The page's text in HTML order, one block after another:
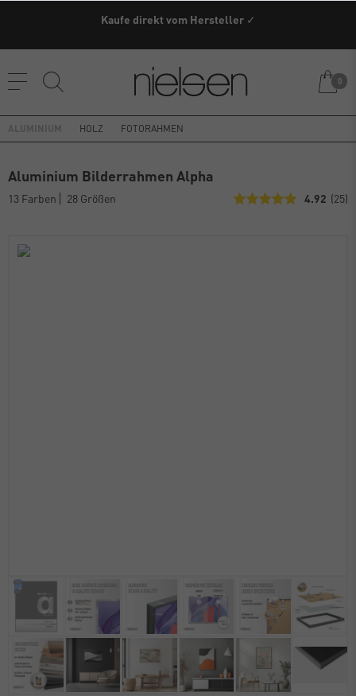
Kaufe direkt vom Hersteller ✓
0
HOLZ FOTORAHMEN
Aluminium Bilderrahmen Alpha
13 Farben 28 Größen 4.92 (25)